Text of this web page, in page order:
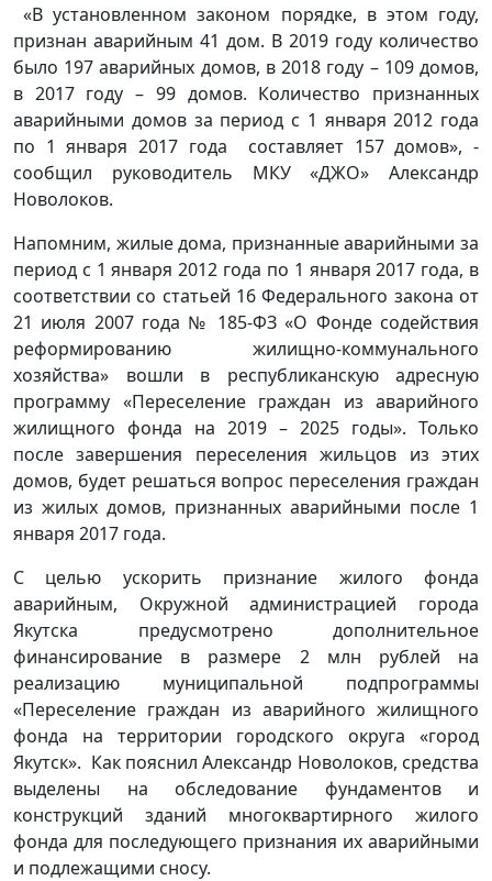
«В установленном законом порядке, в этом году,
признан аварийным 41 дом. В 2019 году количество
было 197 аварийных домов, в 2018 году – 109 домов,
в 2017 году – 99 домов. Количество признанных
аварийными домов за период с 1 января 2012 года
по 1 января 2017 года составляет 157 домов», -
сообщил руководитель МКУ «ДЖО» Александр
Новолоков.
Напомним, жилые дома, признанные аварийными за
период с 1 января 2012 года по 1 января 2017 года, в
соответствии со статьей 16 Федерального закона от
21 июля 2007 года № 185-ФЗ «О Фонде содействия
реформированию жилищно-коммунального
хозяйства» вошли в республиканскую адресную
программу «Переселение граждан из аварийного
жилищного фонда на 2019 – 2025 годы». Только
после завершения переселения жильцов из этих
домов, будет решаться вопрос переселения граждан
из жилых домов, признанных аварийными после 1
января 2017 года.
С целью ускорить признание жилого фонда
аварийным, Окружной администрацией города
Якутска предусмотрено дополнительное
финансирование в размере 2 млн рублей на
реализацию муниципальной подпрограммы
«Переселение граждан из аварийного жилищного
фонда на территории городского округа «город
Якутск». Как пояснил Александр Новолоков, средства
выделены на обследование фундаментов и
конструкций зданий многоквартирного жилого
фонда для последующего признания их аварийными
и подлежащими сносу.